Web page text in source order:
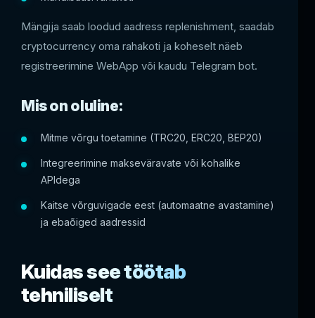
Mängija saab loodud aadress replenishment, saadab
cryptocurrency oma rahakoti ja koheselt näeb
registreerimine WebApp või kaudu Telegram bot.
Mis on oluline:
Mitme võrgu toetamine (TRC20, ERC20, BEP20)
Integreerimine makseväravate või kohalike
APIdega
Kaitse võrguvigade eest (automaatne avastamine)
ja ebaõiged aadressid
Kuidas see töötab
tehniliselt